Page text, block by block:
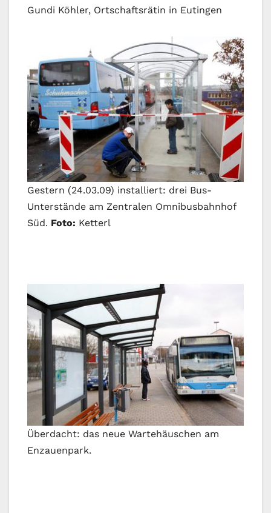
Gundi Köhler, Ortschaftsrätin in Eutingen
Gestern (24.03.09) installiert: drei Bus-
Unterstände am Zentralen Omnibusbahnhof
Süd. Foto: Ketterl
Überdacht: das neue Wartehäuschen am
Enzauenpark.